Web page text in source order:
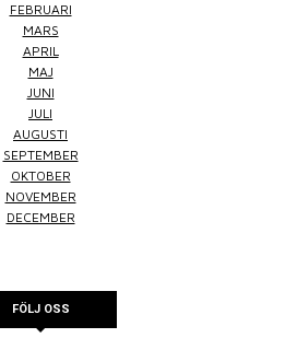
FEBRUARI
MARS
APRIL
MAJ
JUNI
JULI
AUGUSTI
SEPTEMBER
OKTOBER
NOVEMBER
DECEMBER
FÖLJ OSS